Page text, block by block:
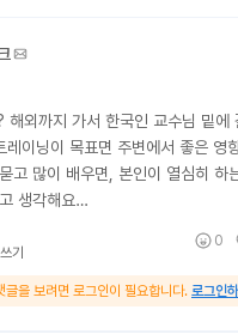
해외까지 가서 한국인 교수님 밑에
레이닝이 목표면 주변에서 좋은 영
고 많이 배우면, 본인이 열심히 하
생각해요…
기
0
글을 보려면 로그인이 필요합니다. 로그인